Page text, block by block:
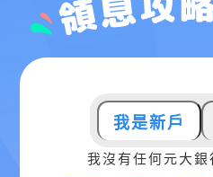
我是新戶
我沒有任何元大